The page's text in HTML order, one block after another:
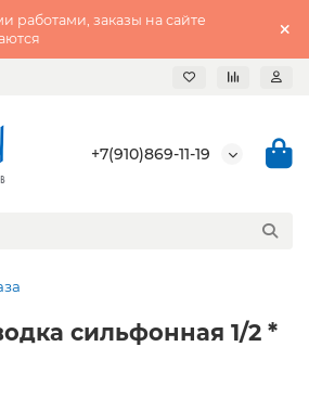
работами, заказы на сайте
+7(910)869-11-19
сильфонная 1/2 *